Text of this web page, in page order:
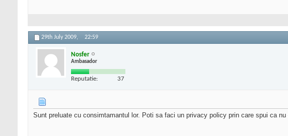
29th July 2009, 22:59
Nosfer
Ambasador
Reputatie: 37
Sunt preluate cu consimtamantul lor. Poti sa faci un privacy policy prin care spui ca